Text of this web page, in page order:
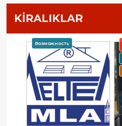
KİRALIKLAR
Возможность